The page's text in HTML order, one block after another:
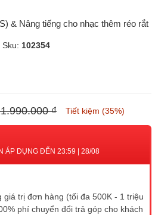
& Nâng tiếng cho nhạc thêm réo rắt
Sku: 102354
₫ Tiết kiệm (35%)
ÁP DỤNG ĐẾN 23:59 | 28/08
giá trị đơn hàng (tối đa 500K - 1 triệu
phí chuyển đổi trả góp cho khách